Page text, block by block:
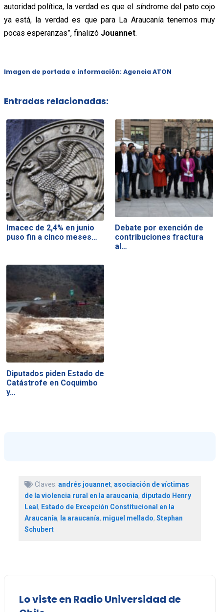
autoridad política, la verdad es que el síndrome del pato cojo
ya está, la verdad es que para La Araucanía tenemos muy
pocas esperanzas”, finalizó Jouannet.
Imagen de portada e información: Agencia ATON
Entradas relacionadas:
Imacec de 2,4% en junio
puso fin a cinco meses…
Debate por exención de
contribuciones fractura
al…
Diputados piden Estado de
Catástrofe en Coquimbo
y…
Claves: andrés jouannet, asociación de víctimas
de la violencia rural en la araucanía, diputado Henry
Leal , Estado de Excepción Constitucional en la
Araucanía, la araucanía, miguel mellado, Stephan
Schubert
Lo viste en Radio Universidad de